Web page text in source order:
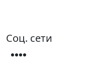
Соц. сети